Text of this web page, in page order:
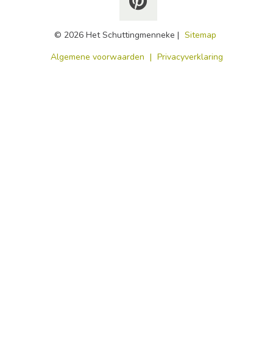
© 2026 Het Schuttingmenneke | Sitemap
​Algemene voorwaarden | Privacyverklaring